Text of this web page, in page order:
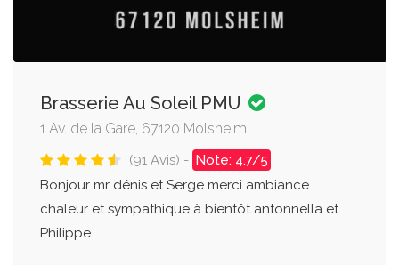
Brasserie Au Soleil PMU
1 Av. de la Gare, 67120 Molsheim
(91 Avis) - Note: 4.7/5
Bonjour mr dénis et Serge merci ambiance
chaleur et sympathique à bientôt antonnella et
Philippe....